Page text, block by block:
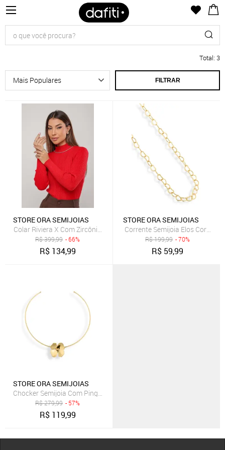
Total: 3
FILTRAR
STORE ORA SEMIJOIAS
Colar Riviera X Com Zircônias Cristal Folheado A Ródio Co035-002
R$399,99 - 66%
R$ 134,99
STORE ORA SEMIJOIAS
Corrente Semijoia Elos
R$199,99 - 70%
R$ 59,99
STORE ORA SEMIJOIAS
Chocker Semijoia Com Pingente De Flor Lisa Dourada Banhado A
R$279,99 - 57%
R$ 119,99